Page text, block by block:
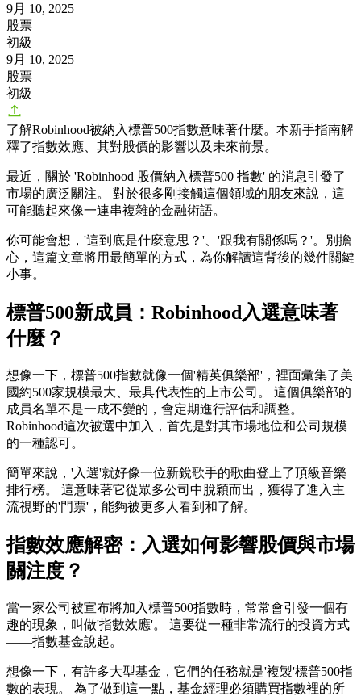
9月 10, 2025
股票
初級
9月 10, 2025
股票
初級
了解Robinhood被納入標普500指數意味著什麼。本新手指南解
釋了指數效應、其對股價的影響以及未來前景。
最近，關於 'Robinhood 股價納入標普500 指數' 的消息引發了
市場的廣泛關注。 對於很多剛接觸這個領域的朋友來說，這
可能聽起來像一連串複雜的金融術語。
你可能會想，'這到底是什麼意思？'、'跟我有關係嗎？'。別擔
心，這篇文章將用最簡單的方式，為你解讀這背後的幾件關鍵
小事。
標普500新成員：Robinhood入選意味著
什麼？
想像一下，標普500指數就像一個'精英俱樂部'，裡面彙集了美
國約500家規模最大、最具代表性的上市公司。 這個俱樂部的
成員名單不是一成不變的，會定期進行評估和調整。
Robinhood這次被選中加入，首先是對其市場地位和公司規模
的一種認可。
簡單來說，'入選'就好像一位新銳歌手的歌曲登上了頂級音樂
排行榜。 這意味著它從眾多公司中脫穎而出，獲得了進入主
流視野的'門票'，能夠被更多人看到和了解。
指數效應解密：入選如何影響股價與市場
關注度？
當一家公司被宣布將加入標普500指數時，常常會引發一個有
趣的現象，叫做'指數效應'。 這要從一種非常流行的投資方式
——指數基金說起。
想像一下，有許多大型基金，它們的任務就是'複製'標普500指
數的表現。 為了做到這一點，基金經理必須購買指數裡的所